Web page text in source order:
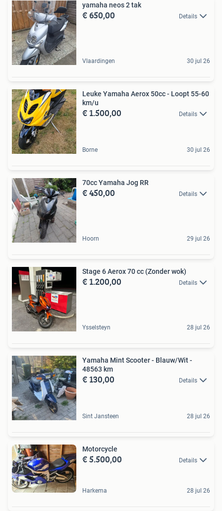
yamaha neos 2 tak
€ 650,00 Details
Vlaardingen 30 jul 26
Leuke Yamaha Aerox 50cc - Loopt 55-60
km/u
€ 1.500,00 Details
Borne 30 jul 26
70cc Yamaha Jog RR
€ 450,00 Details
Hoorn 29 jul 26
Stage 6 Aerox 70 cc (Zonder wok)
€ 1.200,00 Details
Ysselsteyn 28 jul 26
Yamaha Mint Scooter - Blauw/Wit -
48563 km
€ 130,00 Details
Sint Jansteen 28 jul 26
Motorcycle
€ 5.500,00 Details
Harkema 28 jul 26